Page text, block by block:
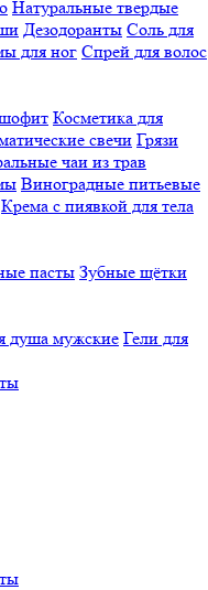
Натуральные твердые
Дезодоранты Соль для
для ног Спрей для волос
Косметика для
свечи Грязи
чаи из трав
Виноградные питьевые
Крема с пиявкой для тела
пасты Зубные щётки
душа мужские Гели для